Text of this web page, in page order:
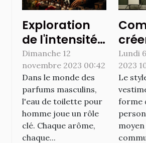
Exploration
de l'intensité
de l'eau de
toilette pour
homme: une
expérience
olfactive
unique
Dimanche 12
novembre 2023 00:42
Dans le monde des
parfums masculins,
l'eau de toilette pour
homme joue un rôle
clé. Chaque arôme,
chaque...
Lundi
2023
Le
forme